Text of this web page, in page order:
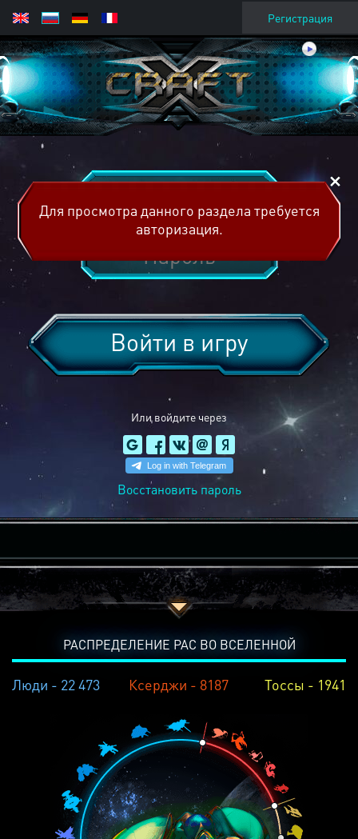
Регистрация
Или войдите через
Войти в игру
Восстановить пароль
Для просмотра данного раздела требуется
авторизация.
РАСПРЕДЕЛЕНИЕ РАС ВО ВСЕЛЕННОЙ
Люди - 22 473 Ксерджи - 8187 Тоссы - 1941